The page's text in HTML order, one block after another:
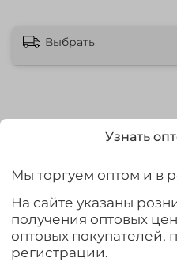
Выбрать
Описание
Модель SLIM SHAKER
Тонущий
Упаковка 6шт
SLIM SHAKER - одна из
Узнать
Мы торгуем оптом и в
На сайте указаны
получения оптовых
оптовых покупателей,
регистрации.